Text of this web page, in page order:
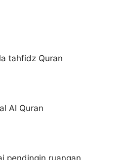
tahfidz Quran
Al Quran
pendingin ruangan